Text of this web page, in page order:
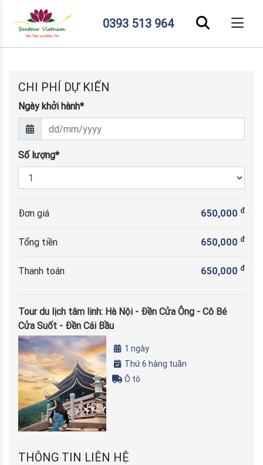
0393 513 964
THÔNG TIN LIÊN HỆ
CHI PHÍ DỰ KIẾN
Ngày khởi hành*
Số lượng*
Đơn giá 650,000 đ
Tổng tiền 650,000 đ
Thanh toán 650,000 đ
Tour du lịch tâm linh: Hà Nội - Đền Cửa Ông - Cô Bé
Cửa Suốt - Đền Cái Bầu
1 ngày
Thứ 6 hàng tuần
Ô tô